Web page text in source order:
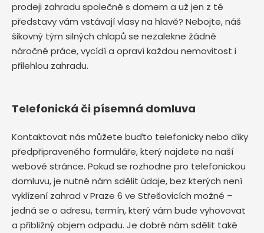
prodeji zahradu společně s domem a už jen z té
představy vám vstávají vlasy na hlavě? Nebojte, náš
šikovný tým silných chlapů se nezalekne žádné
náročné práce, vycídí a opraví každou nemovitost i
přilehlou zahradu.
Telefonická či písemná domluva
Kontaktovat nás můžete buďto telefonicky nebo díky
předpřipraveného formuláře, který najdete na naší
webové stránce. Pokud se rozhodne pro telefonickou
domluvu, je nutné nám sdělit údaje, bez kterých není
vyklízení zahrad v Praze 6 ve Střešovicích možné –
jedná se o adresu, termín, který vám bude vyhovovat
a přibližný objem odpadu. Je dobré nám sdělit také